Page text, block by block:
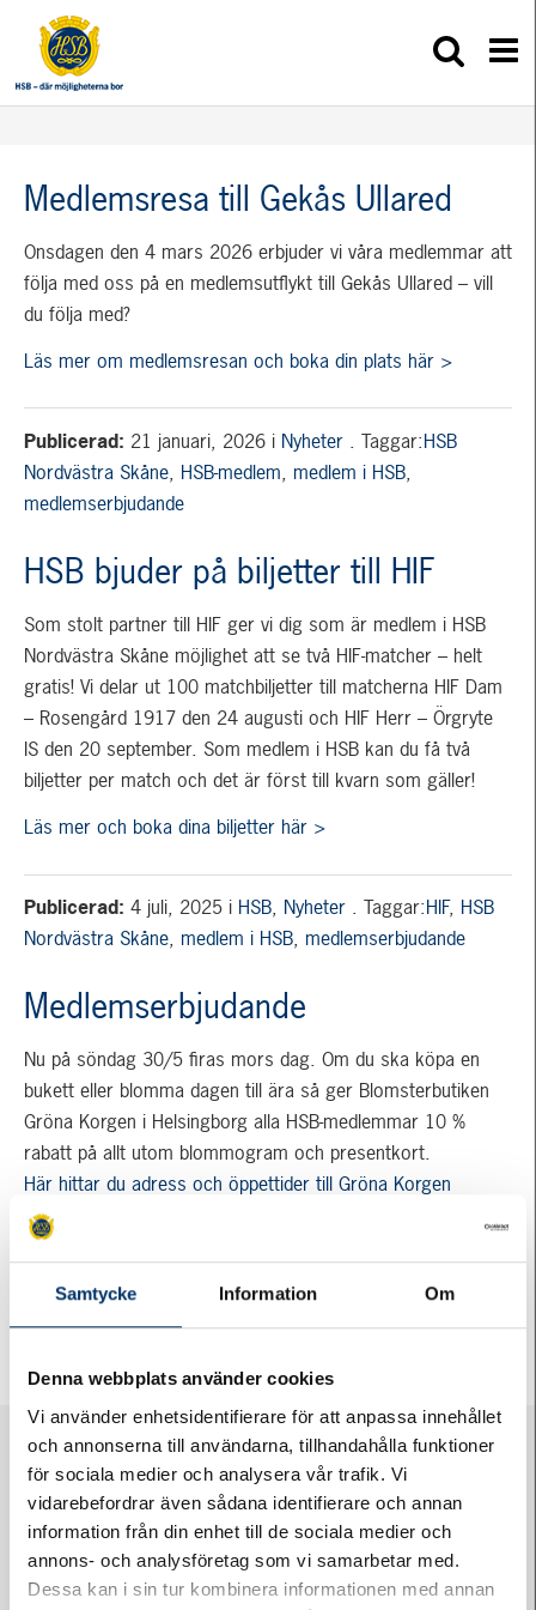
Samtycke Information Om
Denna webbplats använder cookies
Vi använder enhetsidentifierare för att anpassa innehållet
och annonserna till användarna, tillhandahålla funktioner
för sociala medier och analysera vår trafik. Vi
vidarebefordrar även sådana identifierare och annan
information från din enhet till de sociala medier och
annons- och analysföretag som vi samarbetar med.
Dessa kan i sin tur kombinera informationen med annan
Medlemsresa till Gekås Ullared
Onsdagen den 4 mars 2026 erbjuder vi våra medlemmar att
följa med oss på en medlemsutflykt till Gekås Ullared – vill
du följa med?
Läs mer om medlemsresan och boka din plats här >
Publicerad: 21 januari, 2026i Nyheter. Taggar:HSB
Nordvästra Skåne, HSB-medlem, medlem i HSB,
medlemserbjudande
HSB bjuder på biljetter till HIF
Som stolt partner till HIF ger vi dig som är medlem i HSB
Nordvästra Skåne möjlighet att se två HIF-matcher – helt
gratis! Vi delar ut 100 matchbiljetter till matcherna HIF Dam
– Rosengård 1917 den 24 augusti och HIF Herr – Örgryte
IS den 20 september. Som medlem i HSB kan du få två
biljetter per match och det är först till kvarn som gäller!
Läs mer och boka dina biljetter här >
Publicerad: 4 juli, 2025i HSB, Nyheter. Taggar:HIF, HSB
Nordvästra Skåne, medlem i HSB, medlemserbjudande
Medlemserbjudande
Nu på söndag 30/5 firas mors dag. Om du ska köpa en
bukett eller blomma dagen till ära så ger Blomsterbutiken
Gröna Korgen i Helsingborg alla HSB-medlemmar 10 %
rabatt på allt utom blommogram och presentkort.
Här hittar du adress och öppettider till Gröna Korgen
Publicerad: 28 maj, 2021iHSB. Taggar:HSB-medlem,
medlem i HSB, medlemserbjudande